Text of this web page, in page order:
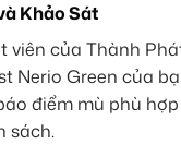
Khảo Sát
viên của Thành
Nerio Green của
điểm mù phù
sách.